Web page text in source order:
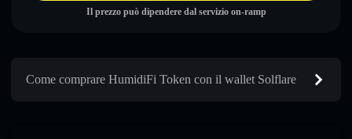
Il prezzo può dipendere dal servizio on-ramp
Come comprare HumidiFi Token con il wallet Solflare